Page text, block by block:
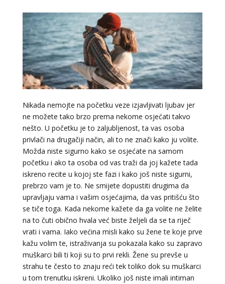
Nikada nemojte na početku veze izjavljivati ljubav jer
ne možete tako brzo prema nekome osjećati takvo
nešto. U početku je to zaljubljenost, ta vas osoba
privlači na drugačiji način, ali to ne znači kako ju volite.
Možda niste sigurno kako se osjećate na samom
početku i ako ta osoba od vas traži da joj kažete tada
iskreno recite u kojoj ste fazi i kako još niste sigurni,
prebrzo vam je to. Ne smijete dopustiti drugima da
upravljaju vama i vašim osjećajima, da vas pritišću što
se tiče toga. Kada nekome kažete da ga volite ne želite
na to čuti obično hvala već biste željeli da se ta riječ
vrati i vama. Iako većina misli kako su žene te koje prve
kažu volim te, istraživanja su pokazala kako su zapravo
muškarci bili ti koji su to prvi rekli. Žene su prevše u
strahu te često to znaju reći tek toliko dok su muškarci
u tom trenutku iskreni. Ukoliko još niste imali intiman
DENI/ Kod 15
Tarot savjetnik je zauzet
TEHNIKE:tarot, tarot marseille, ljubavni tarot, visak
Broj tel: 064/600-600
tel:0,93€ - mob:1,12€ min
VESNA BURCSA/ Kod 55
Tarot savjetnik je slobodan
TEHNIKE:tarot, psihološki razgovori